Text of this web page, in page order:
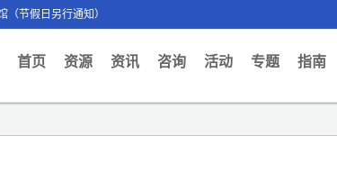
节假日另行通知）
首页(current)
资源 资讯 咨询 活动 专题 指南